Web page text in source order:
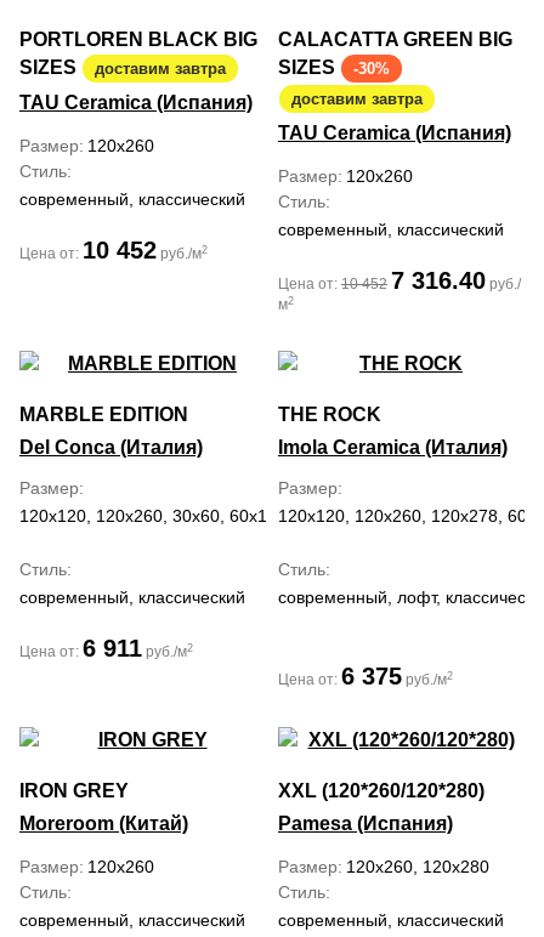
PORTLOREN BLACK BIG
SIZES
доставим завтра
TAU Ceramica (Испания)
Размер 120x260
Стиль
современный, классический
Цена от: 10 452 руб./м2
CALACATTA GREEN BIG
SIZES
-30%
доставим завтра
TAU Ceramica (Испания)
Размер 120x260
Стиль
современный, классический
Цена от: 10 452 7 316.40 руб./
м2
MARBLE EDITION
Del Conca (Италия)
Размер
120x120, 120x260, 30x60, 60x120, 60x60
Стиль
современный, классический
Цена от: 6 911 руб./м2
THE ROCK
Imola Ceramica (Италия)
Размер
120x120, 120x260, 120x278,
Стиль
современный, лофт,
Цена от: 6 375 руб./м2
IRON GREY
Moreroom (Китай)
Размер 120x260
Стиль
современный, классический
XXL (120*260/120*280)
Pamesa (Испания)
Размер 120x260, 120x280
Стиль
современный, классический